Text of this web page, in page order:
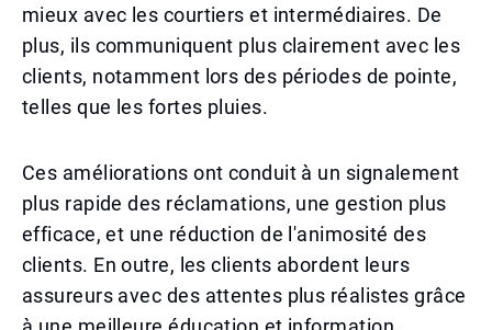
mieux avec les courtiers et intermédiaires. De
plus, ils communiquent plus clairement avec les
clients, notamment lors des périodes de pointe,
telles que les fortes pluies.
Ces améliorations ont conduit à un signalement
plus rapide des réclamations, une gestion plus
efficace, et une réduction de l'animosité des
clients. En outre, les clients abordent leurs
assureurs avec des attentes plus réalistes grâce